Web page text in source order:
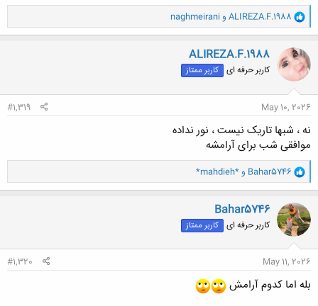
و
ا
ک
ن
ش
ه
ا
ALIREZA.F.1988 و naghmeirani
ALIREZA.F.1988
کاربر حرفه ای کاربر ممتاز
May 10, 2026
#1,319
نه ، شبها تاریک نیست ، نور نداده
موافقی شب برای آرامشه
و
ا
ک
ن
ش
ه
ا
Bahar5746 و *mahdieh*
Bahar5746
کاربر حرفه ای کاربر ممتاز
May 11, 2026
#1,320
بله اما کدوم آرامش